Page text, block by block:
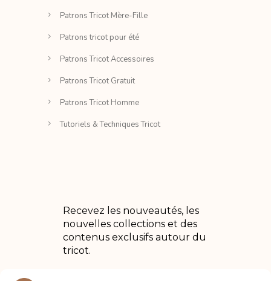
Patrons Tricot Mère-Fille
Patrons tricot pour été
Patrons Tricot Accessoires
Patrons Tricot Gratuit
Patrons Tricot Homme
Tutoriels & Techniques Tricot
Recevez les nouveautés, les
nouvelles collections et des
contenus exclusifs autour du
tricot.